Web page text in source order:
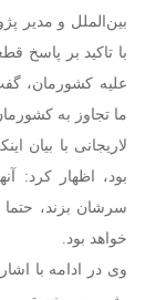
بین‌الملل و مدیر
با تاکید بر پاسخ
علیه کشورمان،
ما تجاوز به
لاریجانی با بیان
بود، اظهار کرد:
سرشان بزند، حتما
خواهد بود.
وی در ادامه با